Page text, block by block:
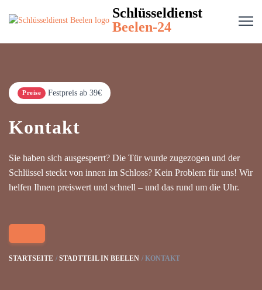
Schlüsseldienst
Beelen-24
Preise Festpreis ab 39€
Kontakt
Sie haben sich ausgesperrt? Die Tür wurde zugezogen und der
Schlüssel steckt von innen im Schloss? Kein Problem für uns! Wir
helfen Ihnen preiswert und schnell – und das rund um die Uhr.
STARTSEITE STADTTEIL IN BEELEN KONTAKT